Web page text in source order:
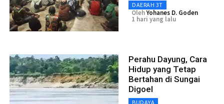
DAERAH 3T
OlehYohanes D. Goden
1 hari yang lalu
Perahu Dayung, Cara
Hidup yang Tetap
Bertahan di Sungai
Digoel
BUDAYA